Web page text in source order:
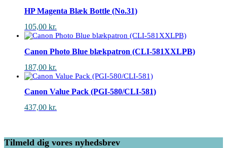
HP Magenta Blæk Bottle (No.31)
105,00 kr.
Canon Photo Blue blækpatron (CLI-581XXLPB)
187,00 kr.
Canon Value Pack (PGI-580/CLI-581)
437,00 kr.
Tilmeld dig vores nyhedsbrev